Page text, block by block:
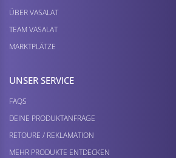
ÜBER VASALAT
TEAM VASALAT
MARKTPLÄTZE
UNSER SERVICE
FAQS
DEINE PRODUKTANFRAGE
RETOURE / REKLAMATION
MEHR PRODUKTE ENTDECKEN